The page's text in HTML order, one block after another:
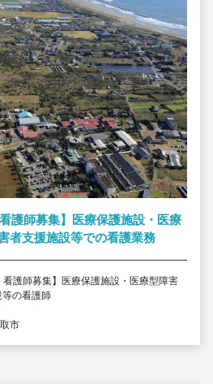
護師募集】医療保護施設・医療
者支援施設等での看護業務
護師募集】医療保護施設・医療型障害
等の看護師
市